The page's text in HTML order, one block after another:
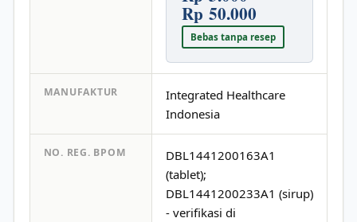
Rp 50.000
Bebas tanpa resep
MANUFAKTUR
Integrated Healthcare
Indonesia
NO. REG. BPOM
DBL1441200163A1
(tablet);
DBL1441200233A1 (sirup)
- verifikasi di